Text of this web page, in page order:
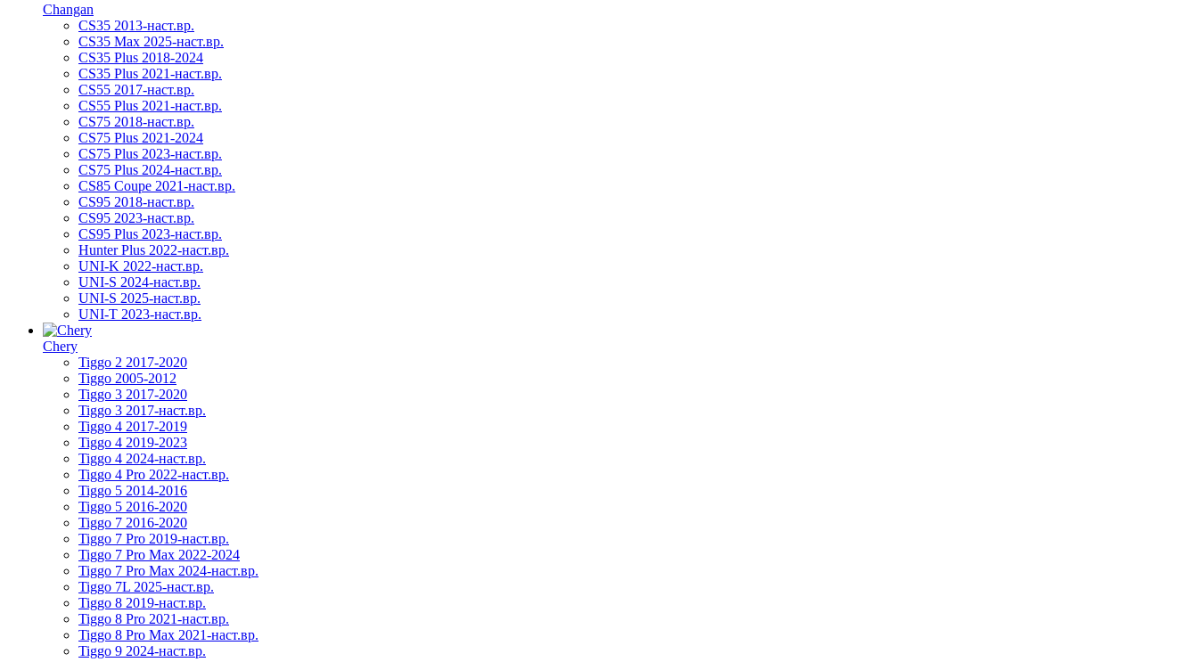
Changan
CS35 2013-наст.вр.
CS35 Max 2025-наст.вр.
CS35 Plus 2018-2024
CS35 Plus 2021-наст.вр.
CS55 2017-наст.вр.
CS55 Plus 2021-наст.вр.
CS75 2018-наст.вр.
CS75 Plus 2021-2024
CS75 Plus 2023-наст.вр.
CS75 Plus 2024-наст.вр.
CS85 Coupe 2021-наст.вр.
CS95 2018-наст.вр.
CS95 2023-наст.вр.
CS95 Plus 2023-наст.вр.
Hunter Plus 2022-наст.вр.
UNI-K 2022-наст.вр.
UNI-S 2024-наст.вр.
UNI-S 2025-наст.вр.
UNI-T 2023-наст.вр.
Chery
Tiggo 2 2017-2020
Tiggo 2005-2012
Tiggo 3 2017-2020
Tiggo 3 2017-наст.вр.
Tiggo 4 2017-2019
Tiggo 4 2019-2023
Tiggo 4 2024-наст.вр.
Tiggo 4 Pro 2022-наст.вр.
Tiggo 5 2014-2016
Tiggo 5 2016-2020
Tiggo 7 2016-2020
Tiggo 7 Pro 2019-наст.вр.
Tiggo 7 Pro Max 2022-2024
Tiggo 7 Pro Max 2024-наст.вр.
Tiggo 7L 2025-наст.вр.
Tiggo 8 2019-наст.вр.
Tiggo 8 Pro 2021-наст.вр.
Tiggo 8 Pro Max 2021-наст.вр.
Tiggo 9 2024-наст.вр.